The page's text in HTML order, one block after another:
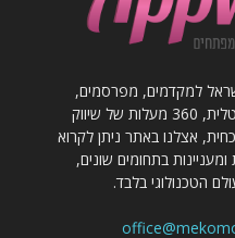
למקדמים, מפרסמים,
מעצבים ומפתחים במדיה הדיגיטלית, 360 מעלות של שיווק
אצלנו באתר ניתן לקרוא
בתחומים שונים,
הטכנולוגי בלבד.